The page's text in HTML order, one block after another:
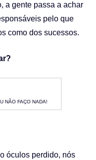
a gente passa a achar
pelo que
como dos sucessos.
NÃO FAÇO NADA!
óculos perdido, nós